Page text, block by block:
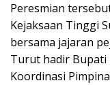
Peresmian
Kejaksaan Tinggi
bersama jajaran
Turut hadir Bupati
Koordinasi